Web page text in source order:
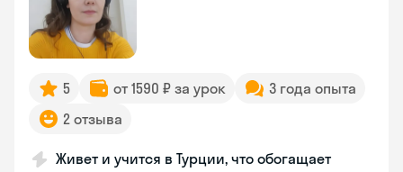
5 от 1590 ₽ за урок
3 года опыта
2 отзыва
Живет и учится в Турции, что обогащает